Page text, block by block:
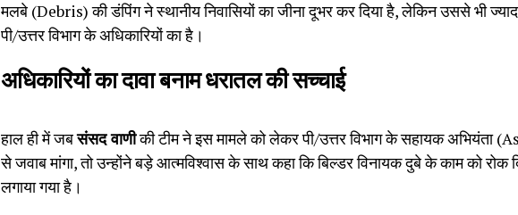
मलबे (Debris) की डंपिंग ने स्थानीय निवासियों का जीना दूभर कर दिया है, लेकिन उससे भी
पी/उत्तर विभाग के अधिकारियों का है।
अधिकारियों का दावा बनाम धरातल की सच्चाई
हाल ही में जबसंसद वाणीकी टीम ने इस मामले को लेकर पी/उत्तर विभाग के सहायक अभियंता
से जवाब मांगा, तो उन्होंने बड़े आत्मविश्वास के साथ कहा कि बिल्डर विनायक दुबे के काम को रोक
लगाया गया है।